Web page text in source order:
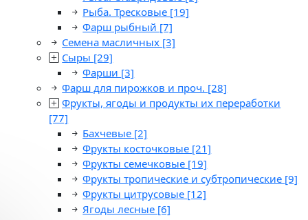
Рыба. Тресковые [19]
Фарш рыбный [7]
Семена масличных [3]
Сыры [29]
Фарши [3]
Фарш для пирожков и проч. [28]
Фрукты, ягоды и продукты их переработки
[77]
Бахчевые [2]
Фрукты косточковые [21]
Фрукты семечковые [19]
Фрукты тропические и субтропические [9]
Фрукты цитрусовые [12]
Ягоды лесные [6]